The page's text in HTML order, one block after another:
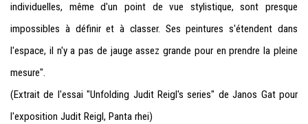
individuelles, même d'un point de vue stylistique, sont presque
impossibles à définir et à classer. Ses peintures s'étendent dans
l'espace, il n'y a pas de jauge assez grande pour en prendre la pleine
mesure".
(Extrait de l'essai "Unfolding Judit Reigl's series" de Janos Gat pour
l'exposition Judit Reigl, Panta rhei)